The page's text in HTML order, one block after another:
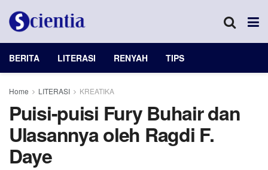
BERITA LITERASI RENYAH TIPS
Home LITERASI KREATIKA
Puisi-puisi Fury Buhair dan
Ulasannya oleh Ragdi F.
Daye